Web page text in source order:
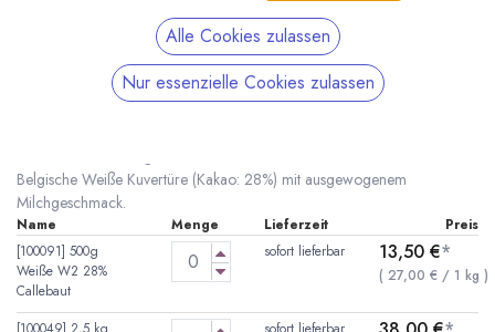
Callebaut Callets Weiße Kuvertüre Excellent
Belgische Weiße Kuvertüre (Kakao: 28%) mit ausgewogenem
Milchgeschmack.
Name Menge Lieferzeit
Preis
[100091] 500g
Weiße W2 28%
Callebaut
sofort lieferbar 13,50 €*
(27,00 € /1 kg )
Alle Cookies zulassen
Nur essenzielle Cookies zulassen